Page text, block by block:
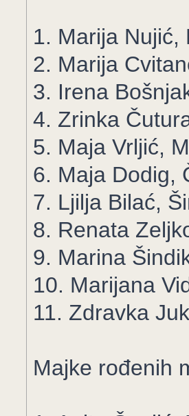
1. Marija Nujić,
2. Marija
3. Irena
4. Zrinka
5. Maja Vrljić,
6. Maja Dodig,
7. Ljilja Bilać,
8. Renata
9. Marina
10. Marijana
11. Zdravka
Majke rođenih